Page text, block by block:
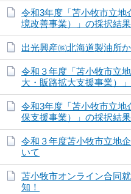
令和3年度「苫小牧市立地
境改善事業）」の採択結
出光興産㈱北海道製油所
令和３年度「苫小牧市立
大・販路拡大支援事業）
令和3年度「苫小牧市立地
保支援事業）」の採択結
令和３年度苫小牧市立地
いて
苫小牧市オンライン合同
知！